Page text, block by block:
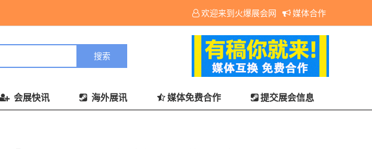
欢迎来到火爆展会网 媒体合作
会展快讯 海外展讯 媒体免费合作 提交展会信息